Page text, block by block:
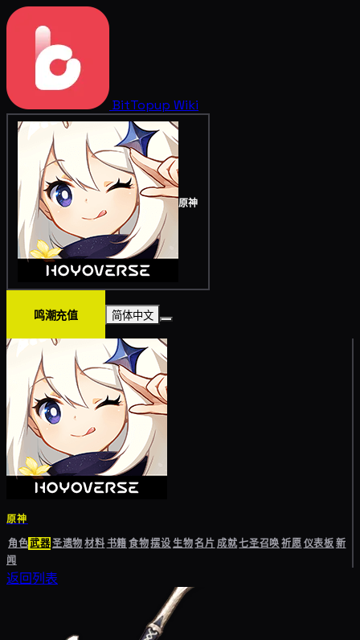
BitTopup Wiki
原神
鸣潮充值 简体中文
原神
角色武器圣遗物材料书籍食物摆设生物名片成就七圣召唤祈愿仪表板新
闻
返回列表